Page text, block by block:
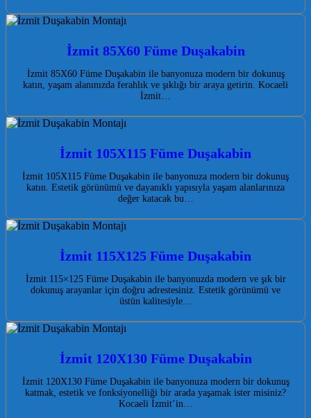
İzmit 85X60 Füme Duşakabin
İzmit 85X60 Füme Duşakabin ile banyonuza modern bir dokunuş
katın, yaşam alanınızda ferahlık ve şıklığı bir araya getirin. Kocaeli
İzmit…
İzmit 105X115 Füme Duşakabin
İzmit 105X115 Füme Duşakabin ile banyonuza modern bir dokunuş
katın. Estetik görünümü ve dayanıklı yapısıyla yaşam alanlarınıza
değer katacak bu…
İzmit 115X125 Füme Duşakabin
İzmit 115×125 Füme Duşakabin ile banyonuzda modern ve şık bir
dokunuş arayanlar için doğru adrestesiniz. Estetik görünümü ve
üstün kalitesiyle…
İzmit 120X130 Füme Duşakabin
İzmit 120X130 Füme Duşakabin ile banyonuza modern bir dokunuş
katmak, estetik ve fonksiyonelliği bir arada yaşamak ister misiniz?
Kocaeli İzmit’in…